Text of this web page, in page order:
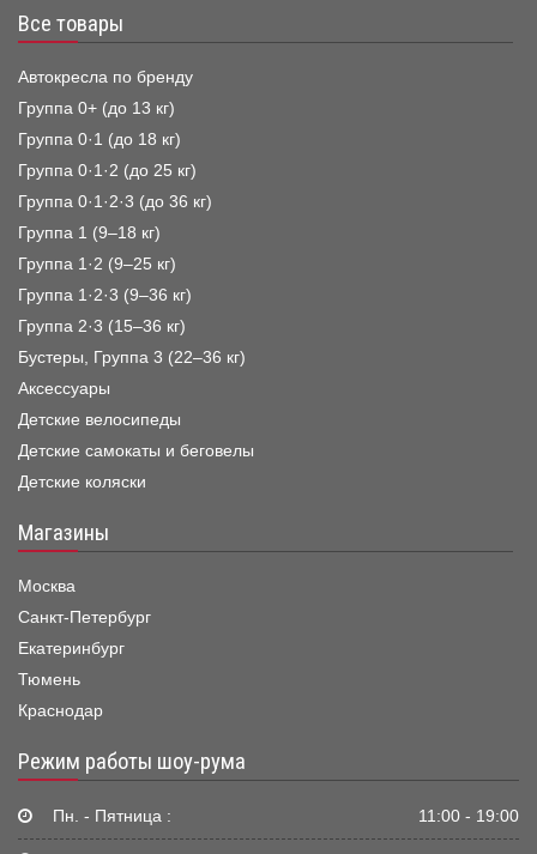
Все товары
Автокресла по бренду
Группа 0+ (до 13 кг)
Группа 0·1 (до 18 кг)
Группа 0·1·2 (до 25 кг)
Группа 0·1·2·3 (до 36 кг)
Группа 1 (9–18 кг)
Группа 1·2 (9–25 кг)
Группа 1·2·3 (9–36 кг)
Группа 2·3 (15–36 кг)
Бустеры, Группа 3 (22–36 кг)
Аксессуары
Детские велосипеды
Детские самокаты и беговелы
Детские коляски
Магазины
Москва
Санкт-Петербург
Екатеринбург
Тюмень
Краснодар
Режим работы шоу-рума
Пн. - Пятница : 11:00 - 19:00